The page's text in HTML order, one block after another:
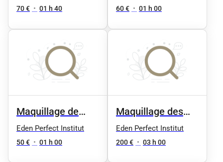
70 € • 01 h 40 60 € • 01 h 00
Maquillage de
mariée (essai )
Eden Perfect Institut
50 € • 01 h 00
Maquillage des
mariées à
domicile
Eden Perfect Institut
200 € • 03 h 00